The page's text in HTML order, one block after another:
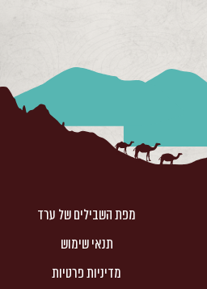
מפת השבילים של ערד
תנאי שימוש
מדיניות פרטיות